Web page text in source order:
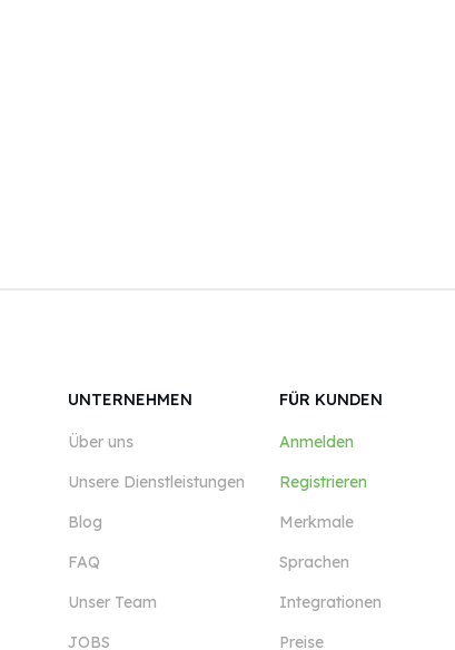
UNTERNEHMEN
Über uns
Unsere Dienstleistungen
Blog
FAQ
Unser Team
JOBS
FÜR KUNDEN
Anmelden
Registrieren
Merkmale
Sprachen
Integrationen
Preise